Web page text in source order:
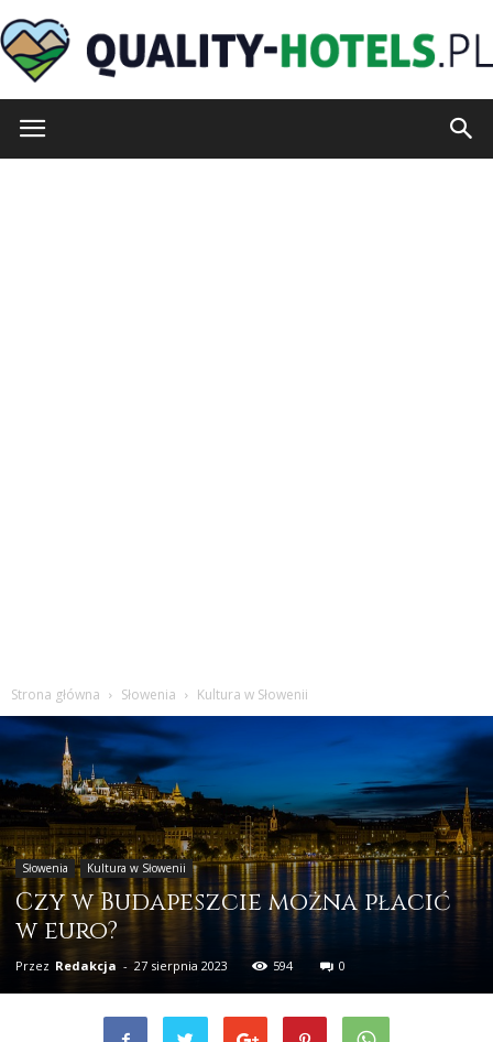
Strona główna Słowenia Kultura w Słowenii
Słowenia Kultura w Słowenii
Czy w Budapeszcie można płacić
w euro?
Przez Redakcja - 27 sierpnia 2023 594 0